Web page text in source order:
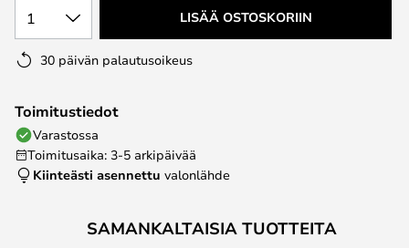
1 LISÄÄ OSTOSKORIIN
30 päivän palautusoikeus
Toimitustiedot
Varastossa
Toimitusaika: 3-5 arkipäivää
Kiinteästi asennettu valonlähde
SAMANKALTAISIA TUOTTEITA